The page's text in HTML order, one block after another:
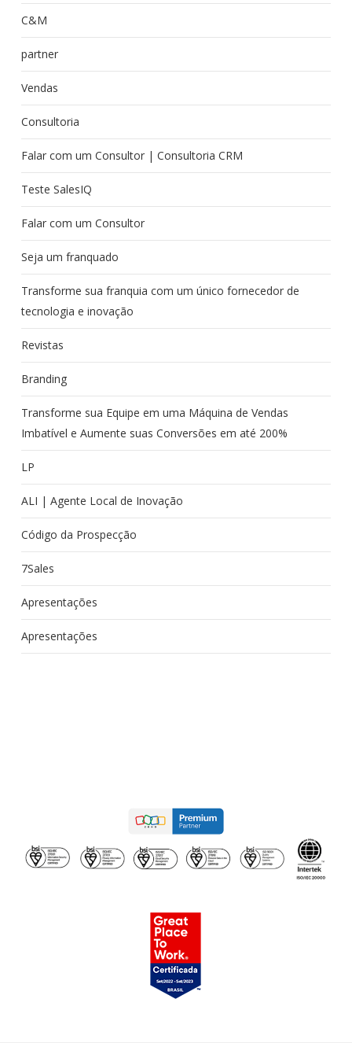
C&M
partner
Vendas
Consultoria
Falar com um Consultor | Consultoria CRM
Teste SalesIQ
Falar com um Consultor
Seja um franquado
Transforme sua franquia com um único fornecedor de
tecnologia e inovação
Revistas
Branding
Transforme sua Equipe em uma Máquina de Vendas
Imbatível e Aumente suas Conversões em até 200%
LP
ALI | Agente Local de Inovação
Código da Prospecção
7Sales
Apresentações
Apresentações